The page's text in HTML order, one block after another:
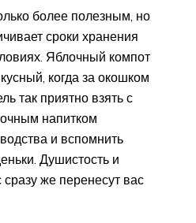
более полезным, но
сроки хранения
Яблочный компот
когда за окошком
так приятно взять с
напитком
и вспомнить
Душистость и
же перенесут вас